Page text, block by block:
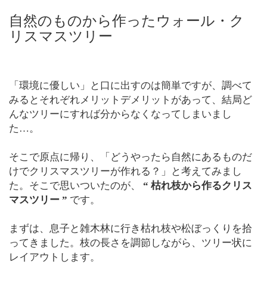
自然のものから作ったウォール・ク
リスマスツリー
「環境に優しい」と口に出すのは簡単ですが、調べて
みるとそれぞれメリットデメリットがあって、結局ど
んなツリーにすれば分からなくなってしまいまし
た…。
そこで原点に帰り、「どうやったら自然にあるものだ
けでクリスマスツリーが作れる？」と考えてみまし
た。そこで思いついたのが、
“ 枯れ枝から作るクリス
マスツリー ” です。
まずは、息子と雑木林に行き枯れ枝や松ぼっくりを拾
ってきました。枝の長さを調節しながら、ツリー状に
レイアウトします。